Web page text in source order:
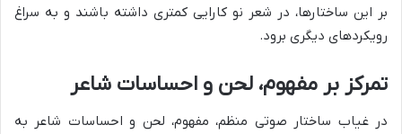
بر این ساختارها، در شعر نو کارایی کمتری داشته باشند و به سراغ
رویکردهای دیگری برود.
تمرکز بر مفهوم، لحن و احساسات شاعر
در غیاب ساختار صوتی منظم، مفهوم، لحن و احساسات شاعر به